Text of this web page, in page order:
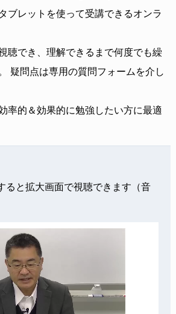
ブレットを使って受講できるオンラ
聴でき、理解できるまで何度でも繰
疑問点は専用の質問フォームを介し
率的＆効果的に勉強したい方に最適
と拡大画面で視聴できます（音